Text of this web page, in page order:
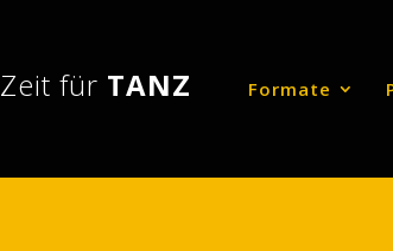
Zeit für TANZ Formate